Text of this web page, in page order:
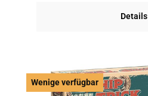
Details
Wenige verfügbar